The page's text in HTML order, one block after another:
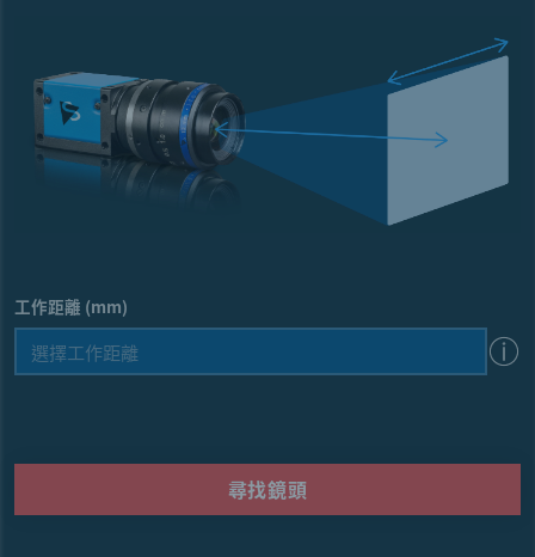
工作距離 (mm)
尋找鏡頭